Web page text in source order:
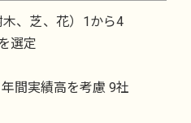
木、芝、花）1から4
選定
間実績高を考慮 9社